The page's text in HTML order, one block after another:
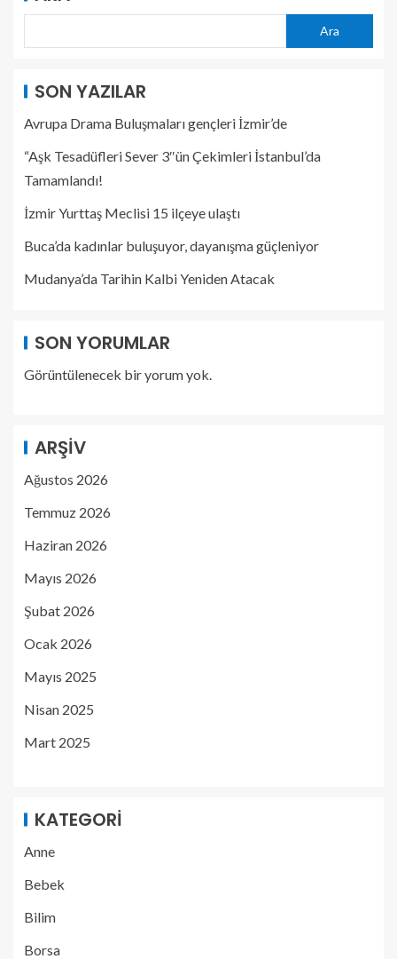
Ara
SON YAZILAR
Avrupa Drama Buluşmaları gençleri İzmir’de
“Aşk Tesadüfleri Sever 3″ün Çekimleri İstanbul’da
Tamamlandı!
İzmir Yurttaş Meclisi 15 ilçeye ulaştı
Buca’da kadınlar buluşuyor, dayanışma güçleniyor
Mudanya’da Tarihin Kalbi Yeniden Atacak
SON YORUMLAR
Görüntülenecek bir yorum yok.
ARŞIV
Ağustos 2026
Temmuz 2026
Haziran 2026
Mayıs 2026
Şubat 2026
Ocak 2026
Mayıs 2025
Nisan 2025
Mart 2025
KATEGORI
Anne
Bebek
Bilim
Borsa